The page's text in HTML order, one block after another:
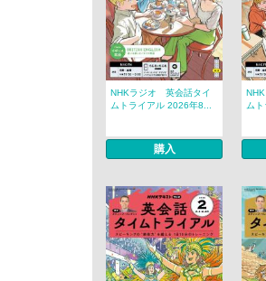
NHKラジオ 英会話タイ
ムトライアル 2026年8...
購入
ム